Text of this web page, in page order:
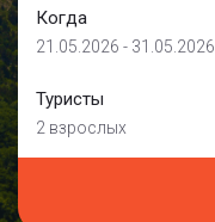
Когда
21.05.2026 - 31.05.2026
Туристы
2 взрослых